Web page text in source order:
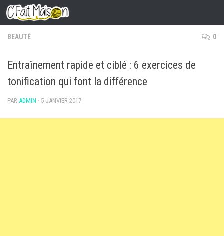
Skip to content
BEAUTÉ 0
Entraînement rapide et ciblé : 6 exercices de
tonification qui font la différence
PAR ADMIN · 5 JANVIER 2017